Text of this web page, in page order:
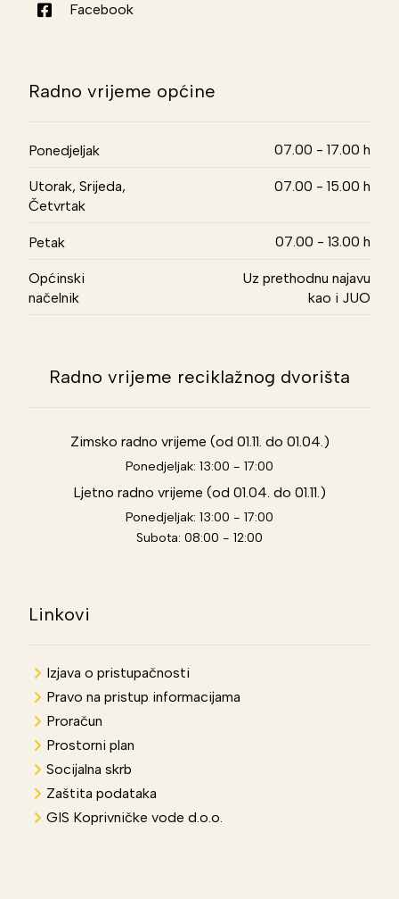
Facebook
Radno vrijeme općine
Ponedjeljak 07.00 - 17.00 h
Utorak, Srijeda,
Četvrtak
07.00 - 15.00 h
Petak 07.00 - 13.00 h
Općinski
načelnik
Uz prethodnu najavu
kao i JUO
Radno vrijeme reciklažnog dvorišta
Zimsko radno vrijeme (od 01.11. do 01.04.)
Ponedjeljak: 13:00 - 17:00
Ljetno radno vrijeme (od 01.04. do 01.11.)
Ponedjeljak: 13:00 - 17:00
Subota: 08:00 - 12:00
Linkovi
Izjava o pristupačnosti
Pravo na pristup informacijama
Proračun
Prostorni plan
Socijalna skrb
Zaštita podataka
GIS Koprivničke vode d.o.o.